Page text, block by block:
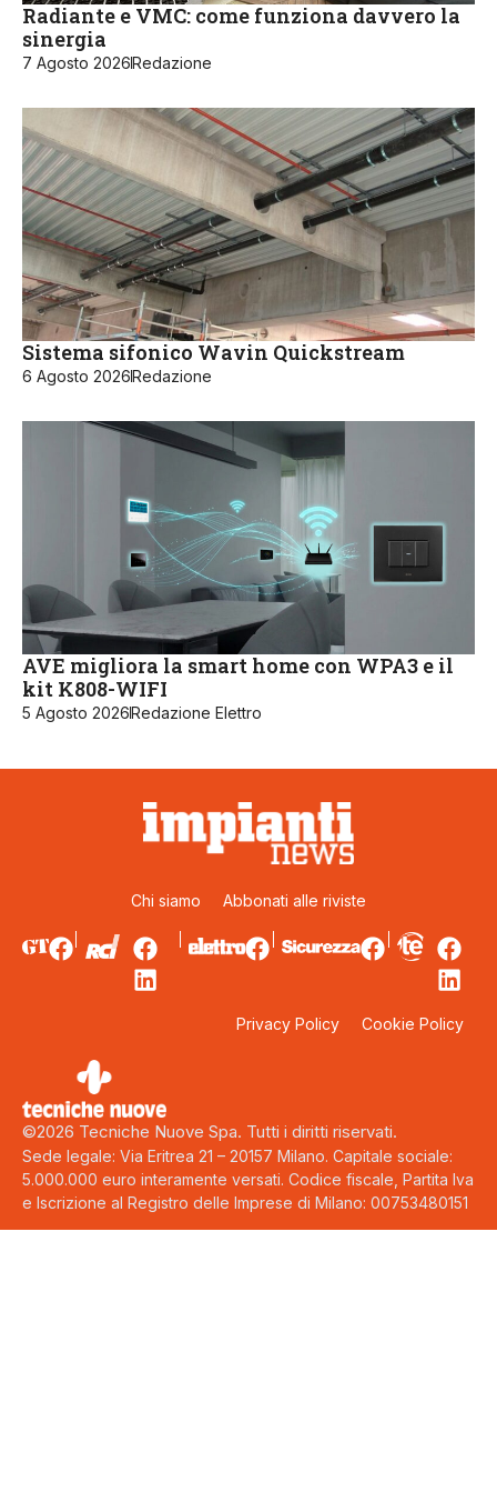
Radiante e VMC: come funziona davvero la
sinergia
7 Agosto 2026Redazione
Sistema sifonico Wavin Quickstream
6 Agosto 2026Redazione
AVE migliora la smart home con WPA3 e il
kit K808-WIFI
5 Agosto 2026Redazione Elettro
Chi siamo Abbonati alle riviste
Privacy Policy Cookie Policy
©2026 Tecniche Nuove Spa. Tutti i diritti riservati.
Sede legale: Via Eritrea 21 – 20157 Milano. Capitale sociale:
5.000.000 euro interamente versati. Codice fiscale, Partita Iva
e Iscrizione al Registro delle Imprese di Milano: 00753480151